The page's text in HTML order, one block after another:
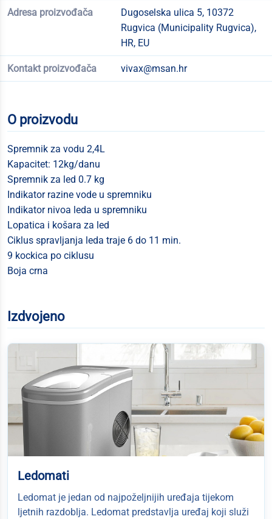
Adresa proizvođača
Dugoselska ulica 5, 10372
Rugvica (Municipality Rugvica),
HR, EU
Kontakt proizvođača vivax@msan.hr
O proizvodu
Spremnik za vodu 2,4L
Kapacitet: 12kg/danu
Spremnik za led 0.7 kg
Indikator razine vode u spremniku
Indikator nivoa leda u spremniku
Lopatica i košara za led
Ciklus spravljanja leda traje 6 do 11 min.
9 kockica po ciklusu
Boja crna
Izdvojeno
Ledomati
Ledomat je jedan od najpoželjnijih uređaja tijekom
ljetnih razdoblja. Ledomat predstavlja uređaj koji služi